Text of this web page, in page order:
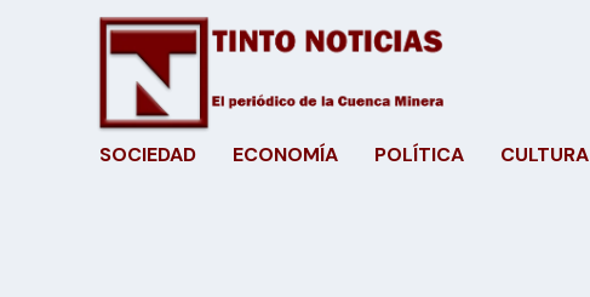
SOCIEDAD ECONOMÍA POLÍTICA CULTURA